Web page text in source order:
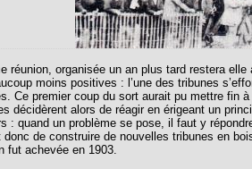
réunion, organisée un an plus tard restera
moins positives : l’une des tribunes
Ce premier coup du sort aurait pu mettre fin à
décidèrent alors de réagir en érigeant un
: quand un problème se pose, il faut y
donc de construire de nouvelles tribunes en
fut achevée en 1903.